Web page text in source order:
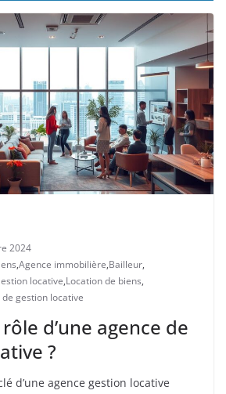
2024
,Agence immobilière,Bailleur,
locative,Location de biens,
de gestion locative
d’une agence de
?
d’une agence gestion locative